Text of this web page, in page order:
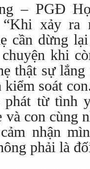
– PGĐ
xảy ra
cần dừng
khi
thật sự
soát
từ tình
và con cùng
nhận
phải là